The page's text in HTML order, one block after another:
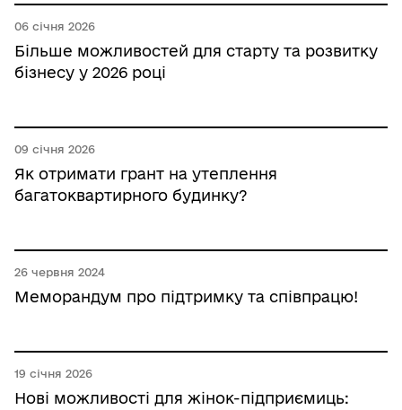
06 січня 2026
Більше можливостей для старту та розвитку
бізнесу у 2026 році
09 січня 2026
Як отримати грант на утеплення
багатоквартирного будинку?
26 червня 2024
Меморандум про підтримку та співпрацю!
19 січня 2026
Нові можливості для жінок-підприємиць: